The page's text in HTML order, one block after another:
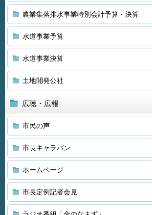
農業集落排水事業特別会計予算・決算
水道事業予算
水道事業決算
土地開発公社
広聴・広報
市民の声
市長キャラバン
ホームページ
市長定例記者会見